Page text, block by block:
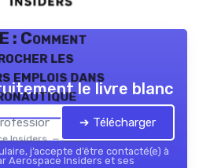
: Comment
les
emplois dans
Insiders — 2026
le livre blanc
➔ Télécharger
j’accepte d’être contacté(e) à
Aerospace Insiders et ses